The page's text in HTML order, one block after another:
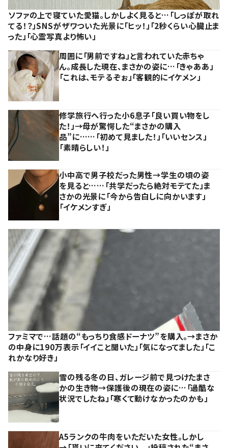
ソファの上で寝ていた愛猫。しかしよく見ると…「しっぽが取れ
てる！？」SNSがザワついた光景に「ヒッ！」「2秒くらい心臓止ま
った」「心霊写真より怖い」
周囲に「男前ですね」と言われていた赤ちゃ
ん。成長した現在、まさかの姿に…「きゃああ」
「これは、モテるぞぉ」「客観的にイケメン」
修学旅行へ行った小6息子「良い買い物をし
た！」→母が驚愕した“まさかの購入
品”に……「初めて見ました！」「いいセンス」
「素晴らしい！」
小中高で男子校だった男性→学生の頃の姿
を見ると……「共学だったら絶対モテてた」ま
さかの光景に「今から告白しに向かいます」
「イケメンすぎ」
ファミマで…話題の“もっちり食感ドーナツ”を購入。→まさか
の中身に190万表示「イイこと聞いた」「気になってました」「こ
れかなり好き」
雪の残る冬の日、ガレージ前で見つけたまさ
かの生き物→保護後の現在の姿に…「過酷な
状況でしたね」「寒くて動けなかったのかも」
A5ランクの牛肉をいただいた女性。しかし